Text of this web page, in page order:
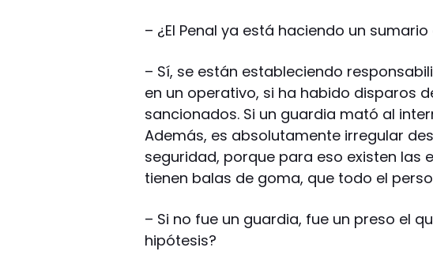
– ¿El Penal ya está haciendo un
– Sí, se están estableciendo
en un operativo, si ha habido disparos
sancionados. Si un guardia mató al
Además, es absolutamente irregular
seguridad, porque para eso existen las
tienen balas de goma, que todo el
– Si no fue un guardia, fue un preso el
hipótesis?